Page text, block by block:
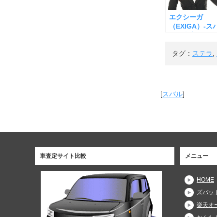
エクシーガ
（EXIGA）-ス
タグ： ステラ,
[スバル]
車査定サイト比較 メニュー
HOME
ズバッ
楽天オ